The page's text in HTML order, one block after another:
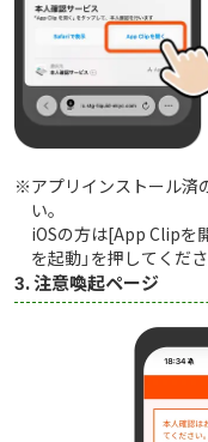
※アプリインストール済
い。
iOSの方は[App Clipを
を起動」を押してくださ
3. 注意喚起ページ